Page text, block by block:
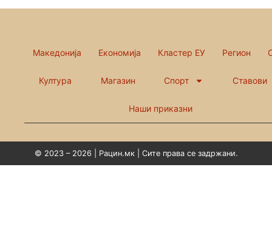
Македонија Економија Кластер ЕУ Регион
Култура Магазин Спорт Ставови
Наши приказни
© 2023 – 2026 | Рацин.мк | Сите права се задржани.